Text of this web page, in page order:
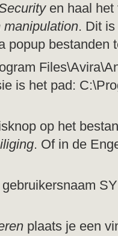
en haal het
manipulation. Dit
popup bestanden
is het pad:
op het
. Of in de
plaats je een